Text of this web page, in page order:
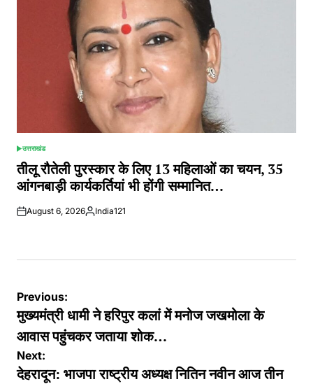
POSTED
IN
उत्तराखंड
तीलू रौतेली पुरस्कार के लिए 13 महिलाओं का चयन, 35
आंगनबाड़ी कार्यकर्तियां भी होंगी सम्मानित…
August 6, 2026Posted
India121
Post
navigation
Previous:
मुख्यमंत्री धामी ने हरिपुर कलां में मनोज जखमोला के
आवास पहुंचकर जताया शोक…
Next:
देहरादून: भाजपा राष्ट्रीय अध्यक्ष नितिन नवीन आज तीन